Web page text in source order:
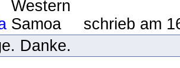
schrieb am
Danke.